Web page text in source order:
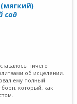
(мягкий)
сад
ничего
об исцелении.
ему полный
который, как